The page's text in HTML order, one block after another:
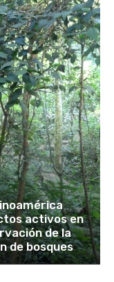
activos en
de la
de bosques